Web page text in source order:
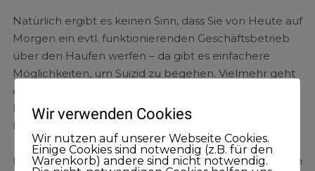
Natürlich ergibt es keinen Sinn, dass Sie von Heute auf
Morgen ein evtl. funktionierenden Geschäftsbetrieb
über den Haufen werfen – da gibt es einfachere
Möglichkeiten, um Suizid zu begehen. Vielmehr geht
es darum, JETZT einen geplanten und gewollten
Prozess zu starten, der zielgerichtet in eine neue
Richtung weißt.
Lassen Sie folgende Fragen auf sich wirken und finden
Wir verwenden Cookies
Wir nutzen auf unserer Webseite Cookies.
Einige Cookies sind notwendig (z.B. für den
Warenkorb) andere sind nicht notwendig.